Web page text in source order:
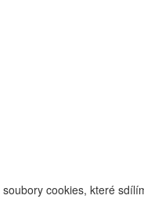
cookies, které